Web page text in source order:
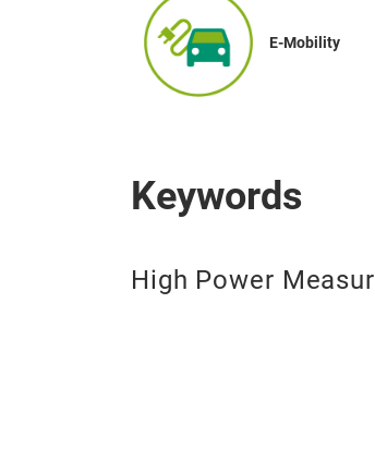
E-Mobility
Keywords
High Power